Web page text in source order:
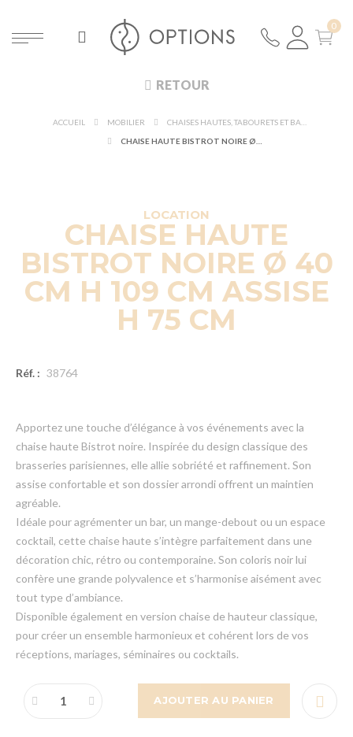
RETOUR
ACCUEIL MOBILIER
LOCATION
CHAISE HAUTE
BISTROT NOIRE Ø 40
CM H 109 CM ASSISE
H 75 CM
Réf. : 38764
Apportez une touche d’élégance à vos événements avec la
chaise haute Bistrot noire. Inspirée du design classique des
brasseries parisiennes, elle allie sobriété et raffinement. Son
assise confortable et son dossier arrondi offrent un maintien
agréable.
Idéale pour agrémenter un bar, un mange-debout ou un espace
cocktail, cette chaise haute s’intègre parfaitement dans une
décoration chic, rétro ou contemporaine. Son coloris noir lui
confère une grande polyvalence et s’harmonise aisément avec
tout type d’ambiance.
Disponible également en version chaise de hauteur classique,
pour créer un ensemble harmonieux et cohérent lors de vos
réceptions, mariages, séminaires ou cocktails.
AJOUTER AU PANIER